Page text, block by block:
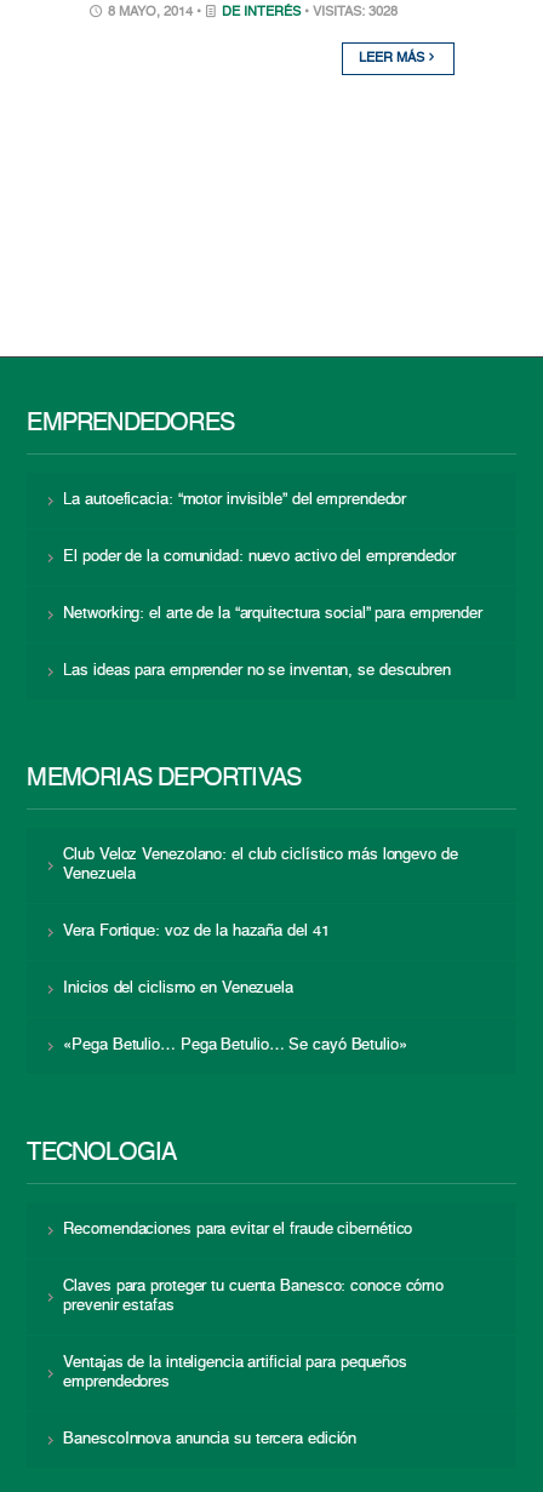
8 MAYO, 2014 • DE INTERÉS • VISITAS: 3028
LEER MÁS
EMPRENDEDORES
La autoeficacia: “motor invisible” del emprendedor
El poder de la comunidad: nuevo activo del emprendedor
Networking: el arte de la “arquitectura social” para emprender
Las ideas para emprender no se inventan, se descubren
MEMORIAS DEPORTIVAS
Club Veloz Venezolano: el club ciclístico más longevo de
Venezuela
Vera Fortique: voz de la hazaña del 41
Inicios del ciclismo en Venezuela
«Pega Betulio… Pega Betulio… Se cayó Betulio»
TECNOLOGÍA
Recomendaciones para evitar el fraude cibernético
Claves para proteger tu cuenta Banesco: conoce cómo
prevenir estafas
Ventajas de la inteligencia artificial para pequeños
emprendedores
BanescoInnova anuncia su tercera edición